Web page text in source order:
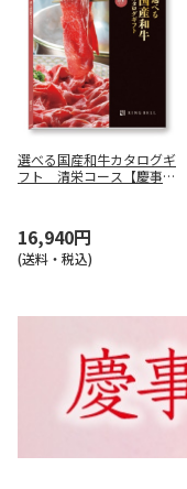
選べる国産和牛カタログギ
フト 清栄コース【慶事
16,940円
(送料・税込)